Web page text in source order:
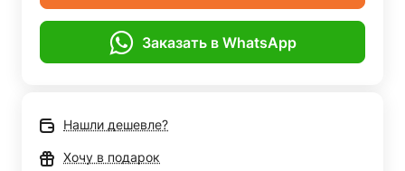
Заказать в WhatsApp
Нашли дешевле?
Хочу в подарок